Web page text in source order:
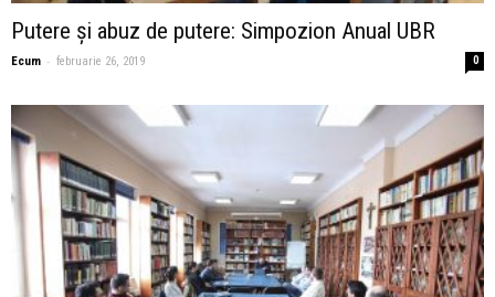
Putere și abuz de putere: Simpozion Anual UBR
Ecum - februarie 26, 2019 0